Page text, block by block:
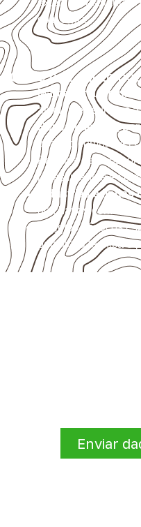
externas,
com água.
Onde o produto
Marcenaria e
ambientes sujeitos à
Revestimentos,
quando
Projetos de
revestimentos e
Indústrias e linhas
de chapas com
Projetos náuticos
pela ficha técnica e
Enviar